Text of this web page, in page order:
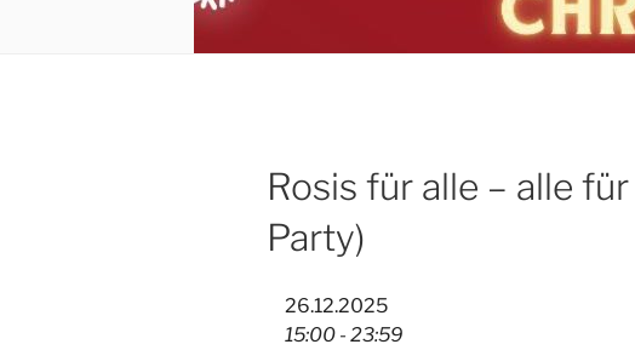
Rosis für alle – alle
Party)
26.12.2025
15:00 - 23:59